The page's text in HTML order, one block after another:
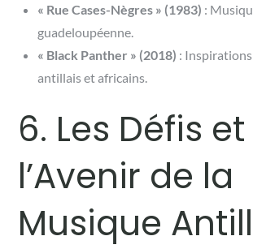
« Rue Cases-Nègres » (1983) :
guadeloupéenne.
« Black Panther » (2018) :
antillais et africains.
6. Les Défis et
l’Avenir de la
Musique